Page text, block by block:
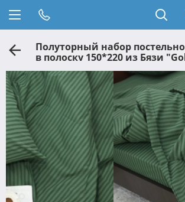
Полуторный набор
в полоску 150*220 из Бязи
№156616 Черешенка™